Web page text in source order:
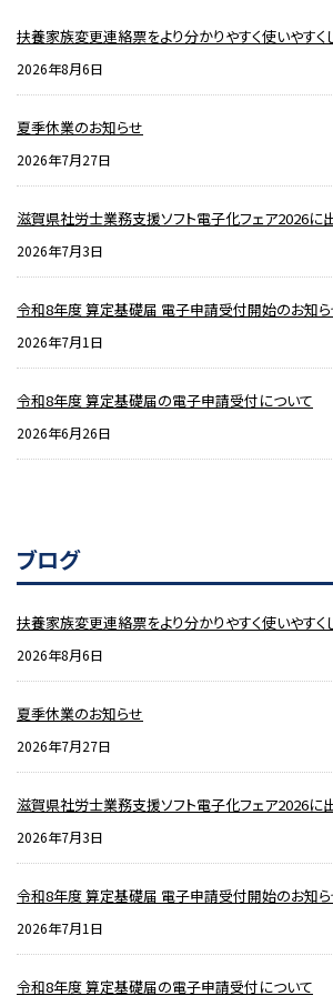
扶養家族変更連絡票をより分かりやすく使いやすく
2026年8月6日
夏季休業のお知らせ
2026年7月27日
滋賀県社労士業務支援ソフト電子化フェア2026に
2026年7月3日
令和8年度 算定基礎届 電子申請受付開始のお知
2026年7月1日
令和8年度 算定基礎届の電子申請受付について
2026年6月26日
ブログ
扶養家族変更連絡票をより分かりやすく使いやすく
2026年8月6日
夏季休業のお知らせ
2026年7月27日
滋賀県社労士業務支援ソフト電子化フェア2026に
2026年7月3日
令和8年度 算定基礎届 電子申請受付開始のお知
2026年7月1日
令和8年度 算定基礎届の電子申請受付について